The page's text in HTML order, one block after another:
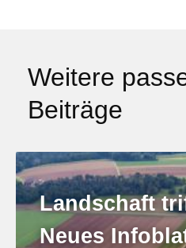
Weitere
Beiträge
Landschaft
Neues